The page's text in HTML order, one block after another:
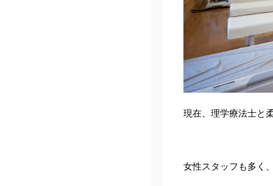
現在、理学療法士と
女性スタッフも多く